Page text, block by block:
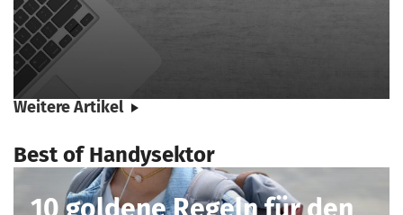
Weitere Artikel
Best of Handysektor